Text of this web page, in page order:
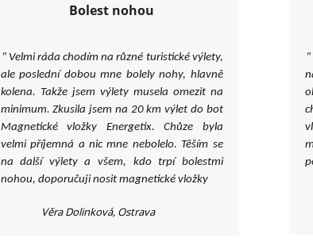
Bolest nohou
" Velmi ráda chodím na různé turistické výlety,
ale poslední dobou mne bolely nohy, hlavně
kolena. Takže jsem výlety musela omezit na
minimum. Zkusila jsem na 20 km výlet do bot
Magnetické vložky Energetix. Chůze byla
velmi příjemná a nic mne nebolelo. Těším se
na další výlety a všem, kdo trpí bolestmi
nohou, doporučuji nosit magnetické vložky
Věra Dolinková, Ostrava
"